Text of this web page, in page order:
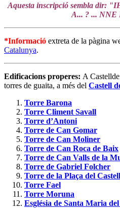
Aquesta inscripció sembla dir:
A... ? ...
*Informació extreta de la pàgina
Catalunya.
Edificacions properes: A
torres de guaita, a més del Castell
Torre Barona
Torre Climent Savall
Torre d’Antoni
Torre de Can Gomar
Torre de Can Moliner
Torre de Can Roca de Baix
Torre de Can Valls de la
Torre de Gabriel Folcher
Torre de la Plaça del Castell
Torre Fael
Torre Moruna
Església de Santa Maria